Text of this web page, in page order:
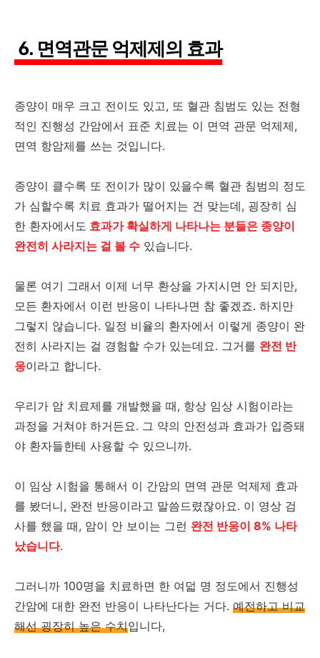
6. 면역관문 억제제의 효과
종양이 매우 크고 전이도 있고, 또 혈관 침범도 있는 전형
적인 진행성 간암에서 표준 치료는 이 면역 관문 억제제,
면역 항암제를 쓰는 것입니다.
종양이 클수록 또 전이가 많이 있을수록 혈관 침범의 정도
가 심할수록 치료 효과가 떨어지는 건 맞는데, 굉장히 심
한 환자에서도 효과가 확실하게 나타나는 분들은 종양이
완전히 사라지는 걸 볼 수 있습니다.
물론 여기 그래서 이제 너무 환상을 가지시면 안 되지만,
모든 환자에서 이런 반응이 나타나면 참 좋겠죠. 하지만
그렇지 않습니다. 일정 비율의 환자에서 이렇게 종양이 완
전히 사라지는 걸 경험할 수가 있는데요. 그거를 완전 반
응이라고 합니다.
우리가 암 치료제를 개발했을 때, 항상 임상 시험이라는
과정을 거쳐야 하거든요. 그 약의 안전성과 효과가 입증돼
야 환자들한테 사용할 수 있으니까.
이 임상 시험을 통해서 이 간암의 면역 관문 억제제 효과
를 봤더니, 완전 반응이라고 말씀드렸잖아요. 이 영상 검
사를 했을 때, 암이 안 보이는 그런 완전 반응이 8% 나타
났습니다.
그러니까 100명을 치료하면 한 여덟 명 정도에서 진행성
간암에 대한 완전 반응이 나타난다는 거다. 예전하고 비교
해선 굉장히 높은 수치입니다,